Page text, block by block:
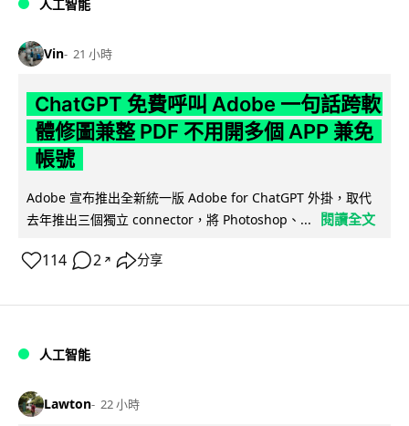
人工智能
Vin 21 小時
ChatGPT 免費呼叫 Adobe 一句話跨軟
體修圖兼整 PDF 不用開多個 APP 兼免
帳號
Adobe 宣布推出全新統一版 Adobe for ChatGPT 外掛，取代
去年推出三個獨立 connector，將 Photoshop、...
閱讀全文
114 2 ↗ 分享
人工智能
Lawton 22 小時